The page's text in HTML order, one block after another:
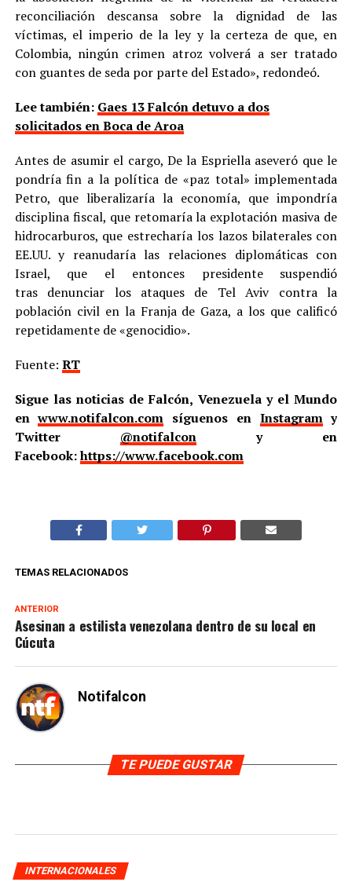
reconciliación descansa sobre la dignidad de las
víctimas, el imperio de la ley y la certeza de que, en
Colombia, ningún crimen atroz volverá a ser tratado
con guantes de seda por parte del Estado», redondeó.
Lee también: Gaes 13 Falcón detuvo a dos
solicitados en Boca de Aroa
Antes de asumir el cargo, De la Espriella aseveró que le
pondría fin a la política de «paz total» implementada
Petro, que liberalizaría la economía, que impondría
disciplina fiscal, que retomaría la explotación masiva de
hidrocarburos, que estrecharía los lazos bilaterales con
EE.UU. y reanudaría las relaciones diplomáticas con
Israel, que el entonces presidente suspendió
tras denunciar los ataques de Tel Aviv contra la
población civil en la Franja de Gaza, a los que calificó
repetidamente de «genocidio».
Fuente: RT
Sigue las noticias de Falcón, Venezuela y el Mundo
enwww.notifalcon.com síguenos en Instagramy
Twitter @notifalcony en
Facebook:https://www.facebook.com
TEMAS RELACIONADOS
ANTERIOR
Asesinan a estilista venezolana dentro de su local en
Cúcuta
Notifalcon
TE PUEDE GUSTAR
INTERNACIONALES